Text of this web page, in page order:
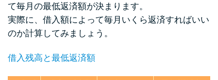
て毎月の最低返済額が決まります。
実際に、借入額によって毎月いくら返済すればいい
のか計算してみましょう。
借入残高と最低返済額